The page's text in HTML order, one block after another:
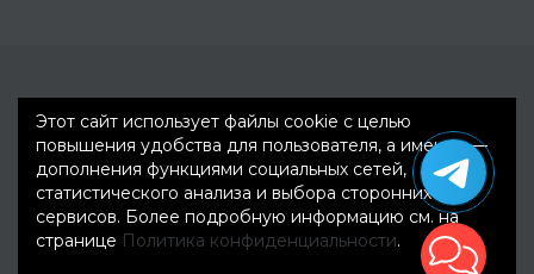
Этот сайт использует файлы cookie с целью
повышения удобства для пользователя, а именно —
дополнения функциями социальных сетей,
статистического анализа и выбора сторонних
сервисов. Более подробную информацию см. на
странице Политика конфиденциальности.